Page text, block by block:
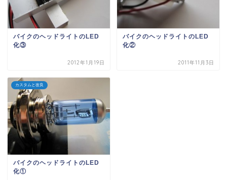
バイクのヘッドライトのLED
化③
2012年1月19日
バイクのヘッドライトのLED
化②
2011年11月3日
カスタムと改良
バイクのヘッドライトのLED
化①